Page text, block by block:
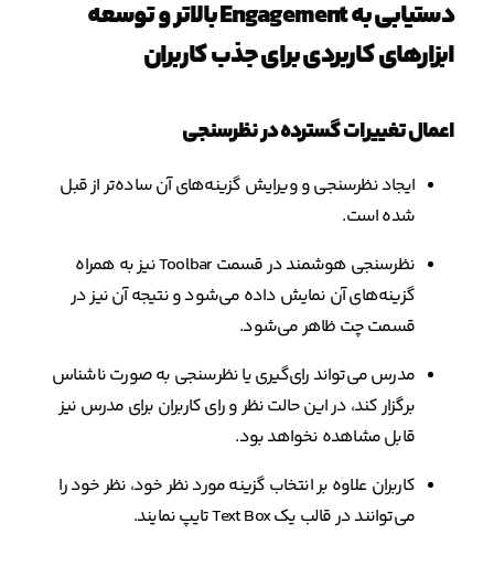
دستیابی به Engagement بالاتر و توسعه
ابزارهای کاربردی برای جذب کاربران
اعمال تغییرات گسترده در نظرسنجی
ایجاد نظرسنجی و ویرایش گزینه‌های آن ساده‌تر از قبل
شده است.
نظرسنجی هوشمند در قسمت Toolbar نیز به همراه
گزینه‌های آن نمایش داده می‌شود و نتیجه آن نیز در
قسمت چت ظاهر می‌شود.
مدرس می‌تواند رای‌گیری یا نظرسنجی به صورت ناشناس
برگزار کند، در این حالت نظر و رای کاربران برای مدرس نیز
قابل مشاهده نخواهد بود.
کاربران علاوه بر انتخاب گزینه مورد نظر خود، نظر خود را
می‌توانند در قالب یک Text Box تایپ نمایند.